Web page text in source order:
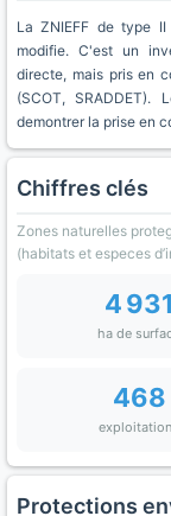
La ZNIEFF de type
modifie. C'est un
directe, mais pris en
(SCOT,
demontrer la prise en
Chiffres clés
Zones naturelles
(habitats et especes
4 931
ha de
468
Protections